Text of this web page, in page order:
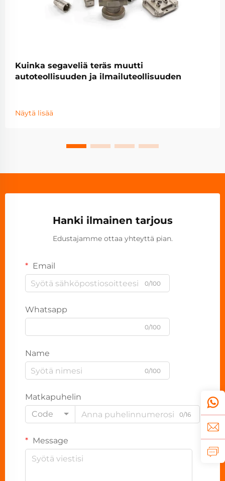
Kuinka segaveliä teräs muutti
autoteollisuuden ja ilmailuteollisuuden
Näytä lisää
Hanki ilmainen tarjous
Edustajamme ottaa yhteyttä pian.
Email
0/100
Whatsapp
0/100
Name
0/100
Matkapuhelin
Code
0/16
Message